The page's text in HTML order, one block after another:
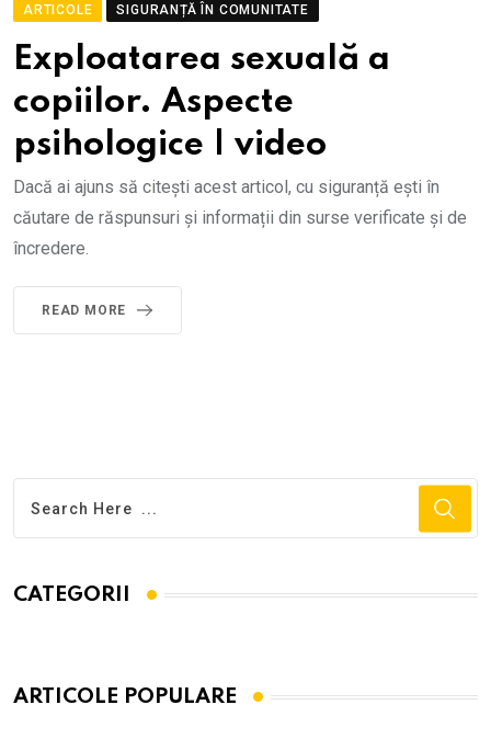
ARTICOLE SIGURANȚĂ ÎN COMUNITATE
Exploatarea sexuală a
copiilor. Aspecte
psihologice | video
Dacă ai ajuns să citești acest articol, cu siguranță ești în
căutare de răspunsuri și informații din surse verificate și de
încredere.
READ MORE
CATEGORII
ARTICOLE POPULARE